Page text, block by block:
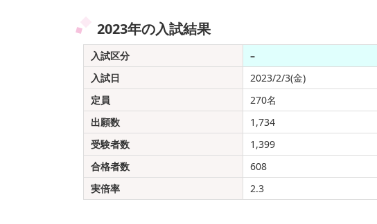
2023年の入試結果
入試区分
–
入試日
2023/2/3(金)
定員
270名
出願数
1,734
受験者数
1,399
合格者数
608
実倍率
2.3